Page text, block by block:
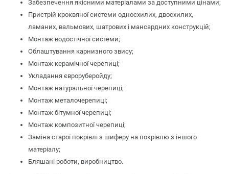
Забезпечення якісними матеріалами за доступними цінами;
Пристрій кроквяної системи односхилих, двосхилих,
ламаних, вальмових, шатрових і мансардних конструкцій;
Монтаж водостічної системи;
Облаштування карнизного звису;
Монтаж керамічної черепиці;
Укладання євроруберойду;
Монтаж натуральної черепиці;
Монтаж металочерепиці;
Монтаж бітумної черепиці;
Монтаж композитної черепиці;
Заміна старої покрівлі з шиферу на покрівлю з іншого
матеріалу;
Бляшані роботи, виробництво.